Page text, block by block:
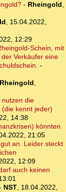
- Rheingold,
, 15.04.2022,
12:29
Schein, mit
Verkäufer eine
-
Rheingold,
nutzen die
kennt jeder)
14:38
könnten
21:05
an. Leider steckt
12:09
auch keinen
NST, 18.04.2022,